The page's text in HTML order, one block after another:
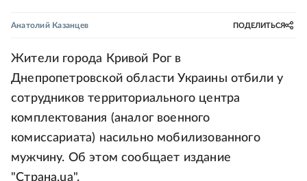
Анатолий Казанцев ПОДЕЛИТЬСЯ
Жители города Кривой Рог в
Днепропетровской области Украины отбили у
сотрудников территориального центра
комплектования (аналог военного
комиссариата) насильно мобилизованного
мужчину. Об этом сообщает издание
"Страна.ua".